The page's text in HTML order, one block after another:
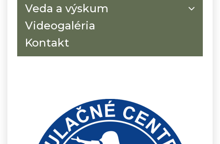
Veda a výskum
Videogaléria
Kontakt